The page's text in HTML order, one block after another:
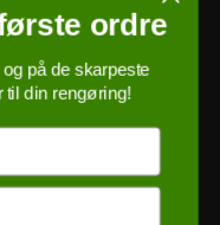
ordre
på de skarpeste
til din rengøring!